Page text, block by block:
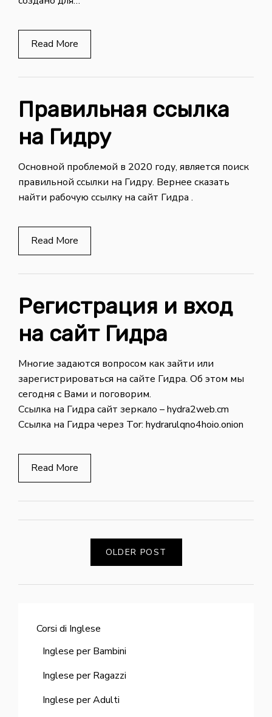
Read More
Правильная ссылка
на Гидру
Основной проблемой в 2020 году, является поиск
правильной ссылки на Гидру. Вернее сказать
найти рабочую ссылку на сайт Гидра .
Read More
Регистрация и вход
на сайт Гидра
Многие задаются вопросом как зайти или
зарегистрироваться на сайте Гидра. Об этом мы
сегодня с Вами и поговорим.
Ссылка на Гидра сайт зеркало – hydra2web.cm
Ссылка на Гидра через Tor: hydrarulqno4hoio.onion
Read More
OLDER POST
Corsi di Inglese
Inglese per Bambini
Inglese per Ragazzi
Inglese per Adulti